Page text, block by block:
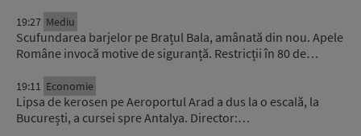
19:27 Mediu
Scufundarea barjelor pe Brațul Bala, amânată din nou. Apele
Române invocă motive de siguranță. Restricții în 80 de…
19:11 Economie
Lipsa de kerosen pe Aeroportul Arad a dus la o escală, la
București, a cursei spre Antalya. Director:…